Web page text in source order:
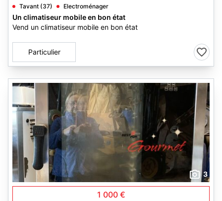
Tavant (37) Electroménager
Un climatiseur mobile en bon état
Vend un climatiseur mobile en bon état
Particulier
3
1 000 €